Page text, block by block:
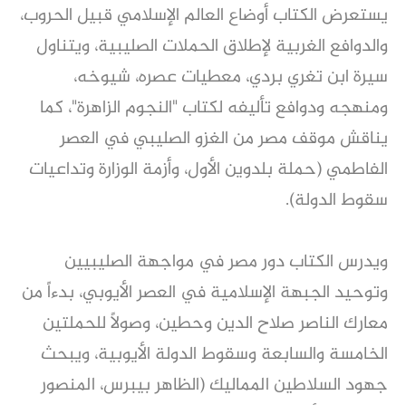
يستعرض الكتاب أوضاع العالم الإسلامي قبيل الحروب،
والدوافع الغربية لإطلاق الحملات الصليبية، ويتناول
سيرة ابن تغري بردي، معطيات عصره، شيوخه،
ومنهجه ودوافع تأليفه لكتاب "النجوم الزاهرة"، كما
يناقش موقف مصر من الغزو الصليبي في العصر
الفاطمي (حملة بلدوين الأول، وأزمة الوزارة وتداعيات
سقوط الدولة).
ويدرس الكتاب دور مصر في مواجهة الصليبيين
وتوحيد الجبهة الإسلامية في العصر الأيوبي، بدءاً من
معارك الناصر صلاح الدين وحطين، وصولاً للحملتين
الخامسة والسابعة وسقوط الدولة الأيوبية، ويبحث
جهود السلاطين المماليك (الظاهر بيبرس، المنصور